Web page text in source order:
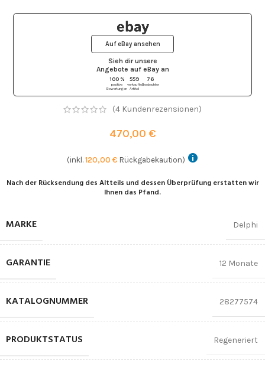
Sieh dir unsere
Angebote auf eBayan
100 %
positive
Bewertungen
559
verkaufte
Artikel
76
Beobachter
Auf eBay ansehen
(4 Kundenrezensionen)
470,00 €
(inkl. 120,00 € Rückgabekaution)
Nach der Rücksendung des Altteils und dessen Überprüfung erstatten wir
Ihnen das Pfand.
MARKE Delphi
GARANTIE 12 Monate
KATALOGNUMMER 28277574
PRODUKTSTATUS Regeneriert